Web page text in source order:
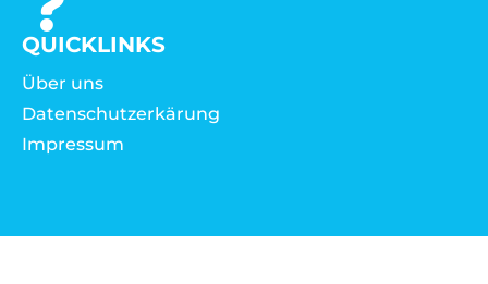
QUICKLINKS
Über uns
Datenschutzerkärung
Impressum